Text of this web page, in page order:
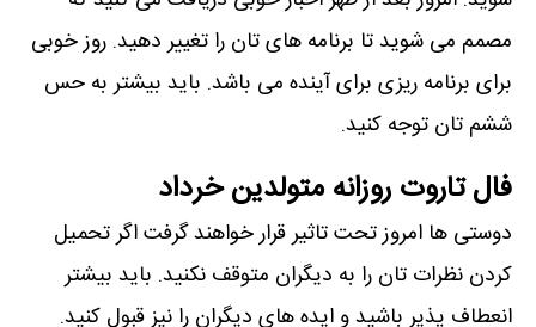
مصمم می شوید تا برنامه های تان را تغییر دهید. روز خوبی
برای برنامه ریزی برای آینده می باشد. باید بیشتر به حس
ششم تان توجه کنید.
فال تاروت روزانه متولدین خرداد
دوستی ها امروز تحت تاثیر قرار خواهند گرفت اگر تحمیل
کردن نظرات تان را به دیگران متوقف نکنید. باید بیشتر
انعطاف پذیر باشید و ایده های دیگران را نیز قبول کنید.